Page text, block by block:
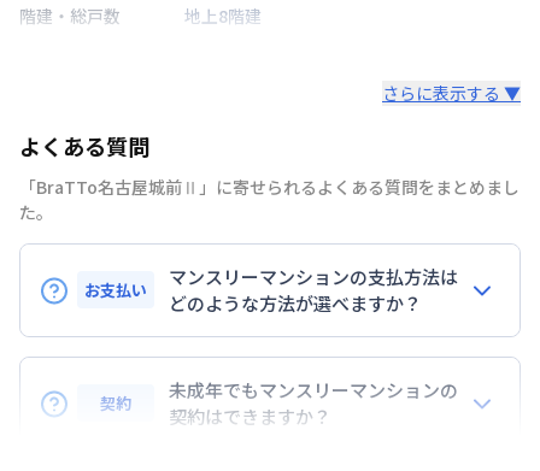
階建・総戸数
地上8階建
禁煙・喫煙
定員
2名
次回更新日
情報更新日より14日以内
さらに表示する ▼
よくある質問
「BraTTo名古屋城前Ⅱ」に寄せられるよくある質問をまとめまし
た。
お支払い
マンスリーマンションの支払方法は
どのような方法が選べますか？
BraTToの運営するマンスリーマンションのお支払い
は、指定口座へのお振込み・当社での現金払い、クレ
ジットカード払い（DCカード、VISAカード、Master
契約
未成年でもマンスリーマンションの
契約はできますか？